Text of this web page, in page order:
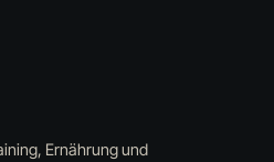
Ernährung und